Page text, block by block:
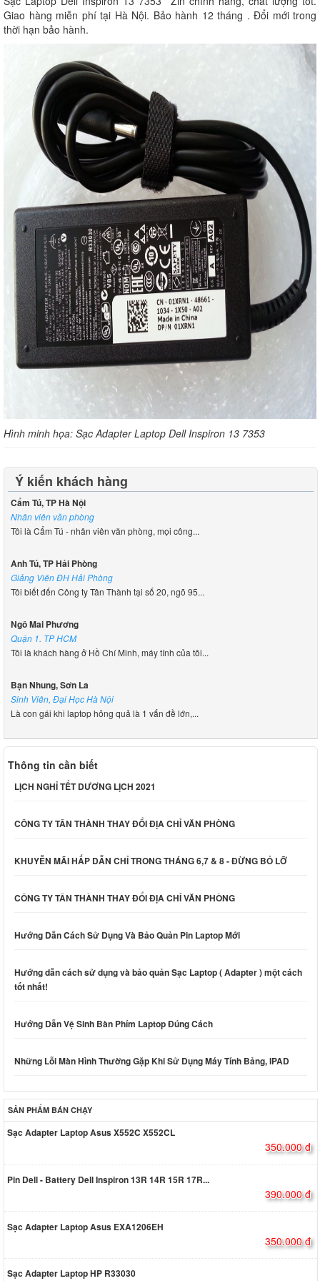
Giao hàng miễn phí tại Hà Nội. Bảo hành 12 tháng . Đổi mới trong
thời hạn bảo hành.
Hình minh họa: Sạc Adapter Laptop Dell Inspiron 13 7353
Ý kiến khách hàng
Cẩm Tú, TP Hà Nội
Nhân viên văn phòng
Tôi là Cẩm Tú - nhân viên văn phòng, mọi công...
Anh Tú, TP Hải Phòng
Giảng Viên ĐH Hải Phòng
Tôi biết đến Công ty Tân Thành tại số 20, ngõ 95...
Ngô Mai Phương
Quận 1. TP HCM
Tôi là khách hàng ở Hồ Chí Minh, máy tính của tôi...
Bạn Nhung, Sơn La
Sinh Viên, Đại Học Hà Nội
Là con gái khi laptop hỏng quả là 1 vấn đề lớn,...
Thông tin cần biết
LỊCH NGHỈ TẾT DƯƠNG LỊCH 2021
CÔNG TY TÂN THÀNH THAY ĐỔI ĐỊA CHỈ VĂN PHÒNG
KHUYỄN MÃI HẤP DẪN CHỈ TRONG THÁNG 6,7 & 8 - ĐỪNG BỎ LỠ
CÔNG TY TÂN THÀNH THAY ĐỔI ĐỊA CHỈ VĂN PHÒNG
Hướng Dẫn Cách Sử Dụng Và Bảo Quản Pin Laptop Mới
Hướng dẫn cách sử dụng và bảo quản Sạc Laptop ( Adapter ) một cách
tốt nhất!
Hướng Dẫn Vệ Sinh Bàn Phím Laptop Đúng Cách
Những Lỗi Màn Hình Thường Gặp Khi Sử Dụng Máy Tính Bảng, IPAD
SẢN PHẨM BÁN CHẠY
Sạc Adapter Laptop Asus X552C X552CL
350.000 đ
Pin Dell - Battery Dell Inspiron 13R 14R 15R 17R...
390.000 đ
Sạc Adapter Laptop Asus EXA1206EH
350.000 đ
Sạc Adapter Laptop HP R33030